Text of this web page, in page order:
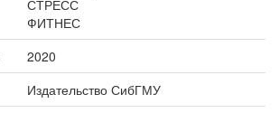
СТРЕСС
ФИТНЕС
2020
Издательство СибГМУ